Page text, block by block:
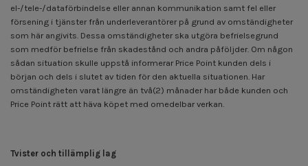
el-/tele-/dataförbindelse eller annan kommunikation samt fel eller
försening i tjänster från underleverantörer på grund av omständigheter
som här angivits. Dessa omständigheter ska utgöra befrielsegrund
som medför befrielse från skadestånd och andra påföljder. Om någon
sådan situation skulle uppstå informerar Price Point kunden dels i
början och dels i slutet av tiden för den aktuella situationen. Har
omständigheten varat längre än två(2) månader har både kunden och
Price Point rätt att häva köpet med omedelbar verkan.
Tvister och tillämplig lag